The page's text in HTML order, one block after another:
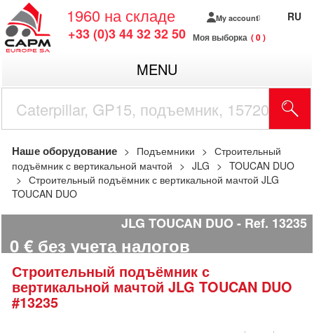
1960 на складе
+33 (0)3 44 32 32 50
My account
Моя выборка 0
RU
MENU
Наше оборудование Подъемники
Строительный
подъёмник с вертикальной мачтой
JLG
TOUCAN DUO
Строительный подъёмник с вертикальной мачтой JLG
TOUCAN DUO
JLG TOUCAN DUO Ref. 13235
0 € без учета налогов
Строительный подъёмник с
вертикальной мачтой JLG TOUCAN DUO
#13235